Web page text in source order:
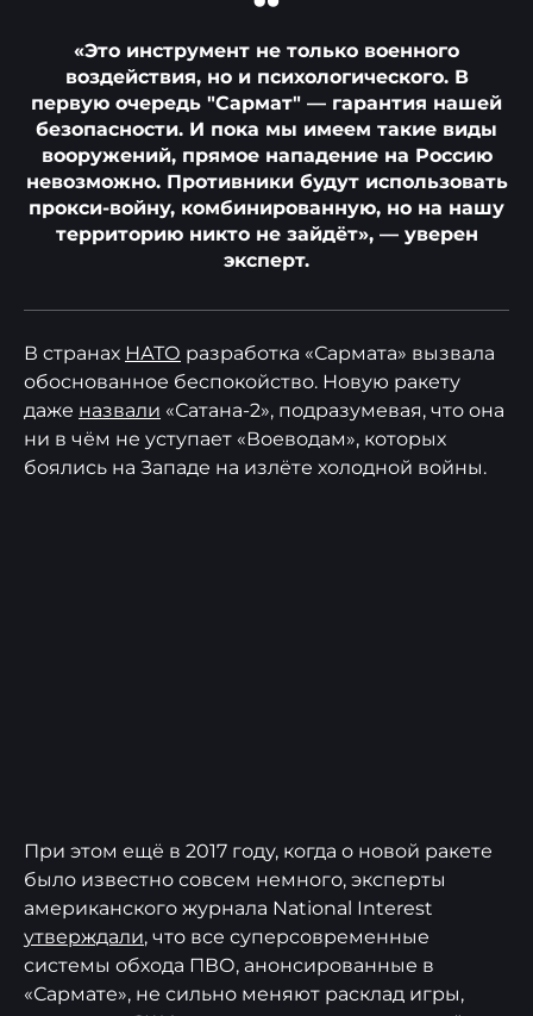
«Это инструмент не только военного
воздействия, но и психологического. В
первую очередь "Сармат" — гарантия нашей
безопасности. И пока мы имеем такие виды
вооружений, прямое нападение на Россию
невозможно. Противники будут использовать
прокси-войну, комбинированную, но на нашу
территорию никто не зайдёт», — уверен
эксперт.
В странах НАТО разработка «Сармата» вызвала
обоснованное беспокойство. Новую ракету
даже назвали «Сатана-2», подразумевая, что она
ни в чём не уступает «Воеводам», которых
боялись на Западе на излёте холодной войны.
При этом ещё в 2017 году, когда о новой ракете
было известно совсем немного, эксперты
американского журнала National Interest
утверждали, что все суперсовременные
системы обхода ПВО, анонсированные в
«Сармате», не сильно меняют расклад игры,